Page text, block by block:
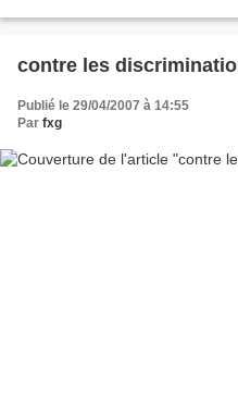
contre les
Publié le 29/04/2007 à 14:55
Par fxg